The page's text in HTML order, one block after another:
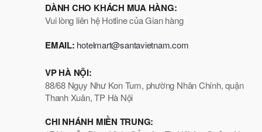
DÀNH CHO KHÁCH MUA HÀNG:
Vui lòng liên hệ Hotline của Gian hàng
EMAIL: hotelmart@santavietnam.com
VP HÀ NỘI:
88/68 Ngụy Như Kon Tum, phường Nhân Chính, quận
Thanh Xuân, TP Hà Nội
CHI NHÁNH MIỀN TRUNG: